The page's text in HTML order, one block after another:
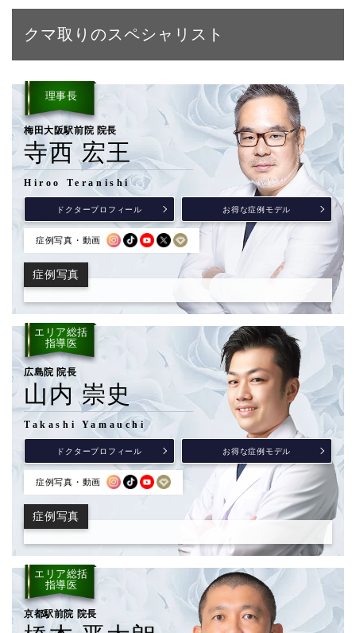
クマ取りのスペシャリスト
理事長
梅田大阪駅前院 院長
寺西 宏王
Hiroo Teranishi
ドクタープロフィール お得な症例モデル
症例写真・動画
症例写真
エリア総括
指導医
広島院 院長
山内 崇史
Takashi Yamauchi
ドクタープロフィール お得な症例モデル
症例写真・動画
症例写真
エリア総括
指導医
京都駅前院 院長